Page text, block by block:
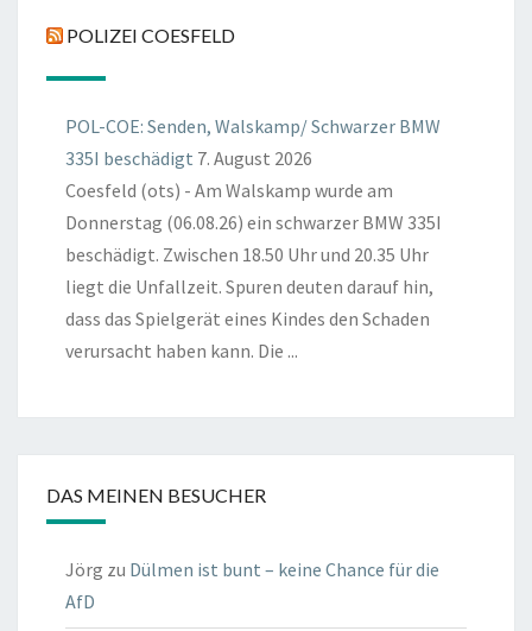
POLIZEI COESFELD
POL-COE: Senden, Walskamp/ Schwarzer BMW
335I beschädigt 7. August 2026
Coesfeld (ots) - Am Walskamp wurde am
Donnerstag (06.08.26) ein schwarzer BMW 335I
beschädigt. Zwischen 18.50 Uhr und 20.35 Uhr
liegt die Unfallzeit. Spuren deuten darauf hin,
dass das Spielgerät eines Kindes den Schaden
verursacht haben kann. Die ...
DAS MEINEN BESUCHER
Jörg zu Dülmen ist bunt – keine Chance für die
AfD